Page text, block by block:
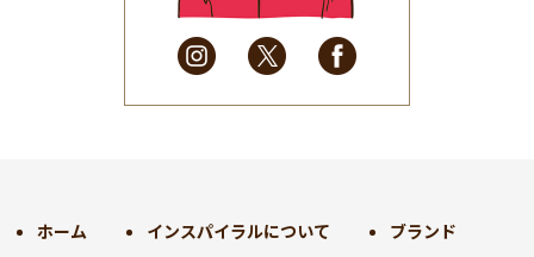
2025年3月(31)
2025年2月
(28)
2024年9月(30)
ホーム インスパイラルについて ブランド